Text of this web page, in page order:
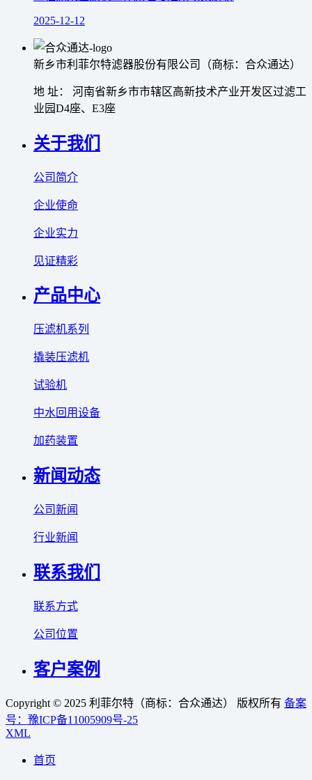
2025-12-12
新乡市利菲尔特滤器股份有限公司（商标：合众通达）
地 址： 河南省新乡市市辖区高新技术产业开发区过滤工
业园D4座、E3座
关于我们
公司简介
企业使命
企业实力
见证精彩
产品中心
压滤机系列
撬装压滤机
试验机
中水回用设备
加药装置
新闻动态
公司新闻
行业新闻
联系我们
联系方式
公司位置
客户案例
Copyright © 2025 利菲尔特（商标：合众通达） 版权所有 备案
号：豫ICP备11005909号-25
XML
首页